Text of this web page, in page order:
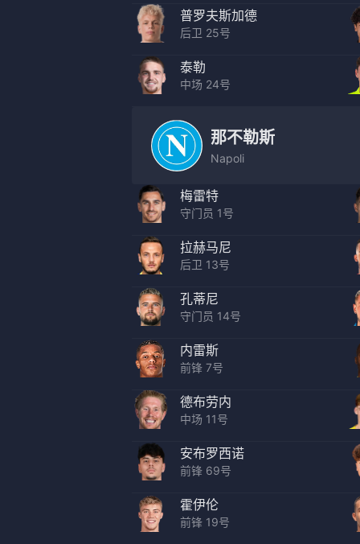
普罗夫斯加德
后卫 25号
泰勒
中场 24号
那不勒斯
Napoli
梅雷特
守门员 1号
拉赫马尼
后卫 13号
孔蒂尼
守门员 14号
内雷斯
前锋 7号
德布劳内
中场 11号
安布罗西诺
前锋 69号
霍伊伦
前锋 19号